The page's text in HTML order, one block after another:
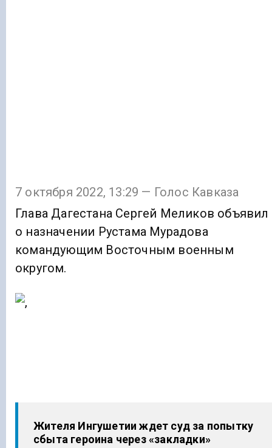
7 октября 2022, 13:29 — Голос Кавказа
Глава Дагестана Сергей Меликов объявил
о назначении Рустама Мурадова
командующим Восточным военным
округом.
Жителя Ингушетии ждет суд за попытку
сбыта героина через «закладки»